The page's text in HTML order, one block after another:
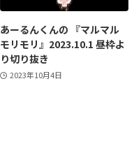
あーるんくんの 『マルマル
モリモリ』2023.10.1 昼枠よ
り切り抜き
2023年10月4日